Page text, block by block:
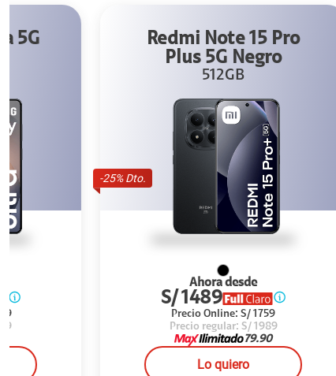
-25
Redmi Note 15 Pro
Plus 5G Negro
S/ 1759
S/ 1989
79.90
Lo quiero